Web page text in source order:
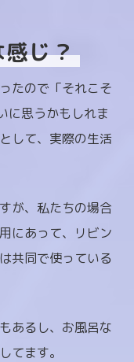
じ？
たので「それこそ
に思うかもしれま
して、実際の生活
が、私たちの場合
にあって、リビン
共同で使っている
あるし、お風呂な
てます。